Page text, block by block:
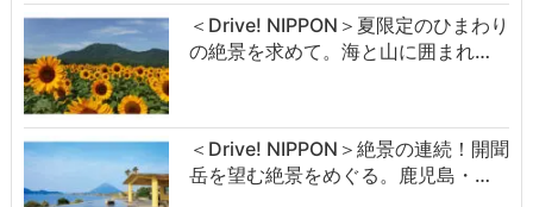
＜Drive! NIPPON＞夏限定のひまわり
の絶景を求めて。海と山に囲まれ…
＜Drive! NIPPON＞絶景の連続！開聞
岳を望む絶景をめぐる。鹿児島・…